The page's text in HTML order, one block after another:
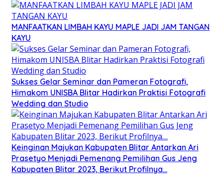
MANFAATKAN LIMBAH KAYU MAPLE JADI JAM TANGAN
KAYU
Sukses Gelar Seminar dan Pameran Fotografi,
Himakom UNISBA Blitar Hadirkan Praktisi Fotografi
Wedding dan Studio
Keinginan Majukan Kabupaten Blitar Antarkan Ari
Prasetyo Menjadi Pemenang Pemilihan Gus Jeng
Kabupaten Blitar 2023, Berikut Profilnya…